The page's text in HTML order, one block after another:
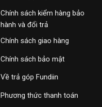
Chính sách kiểm hàng bảo
hành và đổi trả
Chính sách giao hàng
Chính sách bảo mật
Về trả góp Fundiin
Phương thức thanh toán